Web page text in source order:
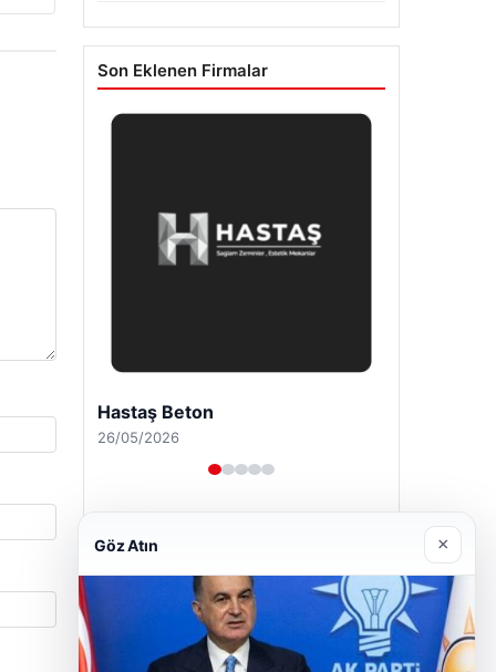
Son Eklenen Firmalar
Hastaş Beton
26/05/2026
Göz Atın ×